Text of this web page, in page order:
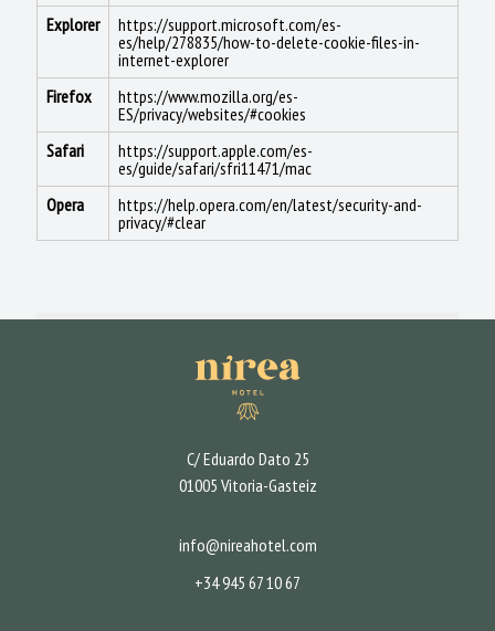
Explorer
https://support.microsoft.com/es-
es/help/278835/how-to-delete-cookie-files-in-
internet-explorer
Firefox
https://www.mozilla.org/es-
ES/privacy/websites/#cookies
Safari
https://support.apple.com/es-
es/guide/safari/sfri11471/mac
Opera
https://help.opera.com/en/latest/security-and-
privacy/#clear
C/ Eduardo Dato 25
01005 Vitoria-Gasteiz
info@nireahotel.com
+34 945 67 10 67